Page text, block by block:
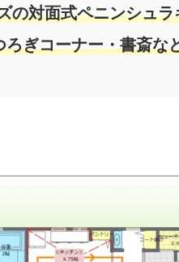
対面式ペニンシュラ
ぎコーナー・書斎な